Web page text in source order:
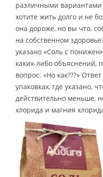
различными вариантами
хотите жить долго и не
она дороже, но вы что,
на собственном
указано «Соль с
каких-либо объяснений,
вопрос: «Но как???»
упаковках, где указано,
действительно меньше,
хлорида и магния